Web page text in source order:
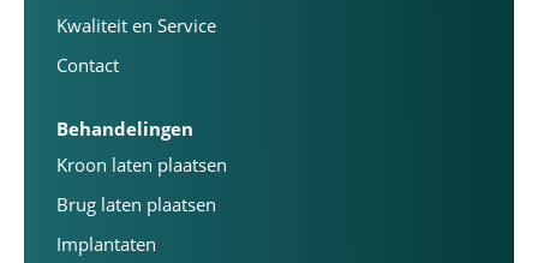
Kwaliteit en Service
Contact
Behandelingen
Kroon laten plaatsen
Brug laten plaatsen
Implantaten